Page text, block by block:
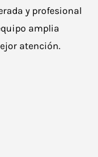
y profesional
amplia
atención.